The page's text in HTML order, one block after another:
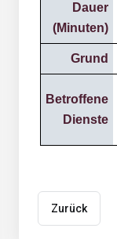
Dauer
(Minuten)
Grund
Betroffene
Dienste
Zurück